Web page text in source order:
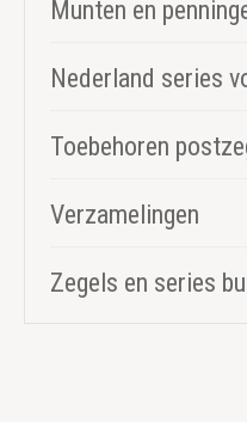
Munten en
Nederland series
Toebehoren
Verzamelingen
Zegels en series